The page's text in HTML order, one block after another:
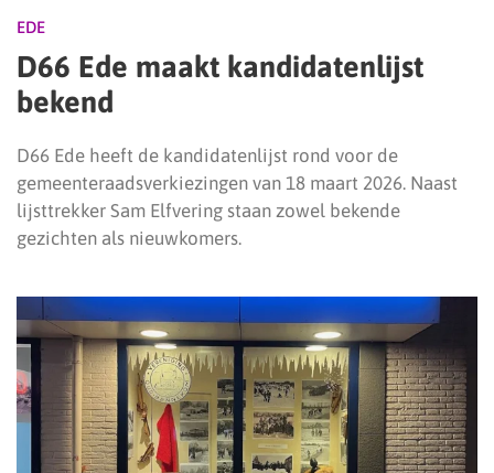
EDE
D66 Ede maakt kandidatenlijst
bekend
D66 Ede heeft de kandidatenlijst rond voor de
gemeenteraadsverkiezingen van 18 maart 2026. Naast
lijsttrekker Sam Elfvering staan zowel bekende
gezichten als nieuwkomers.